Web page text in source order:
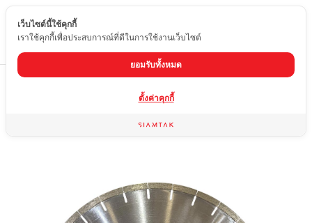
TH
ใบตัดหินอ่อน หินแกรนิต หินอ่อนเทียม
เว็บไซต์นี้ใช้คุกกี้
เราใช้คุกกี้เพื่อประสบการณ์ที่ดีในการใช้งานเว็บไซต์
ยอมรับทั้งหมด
ตั้งค่าคุกกี้